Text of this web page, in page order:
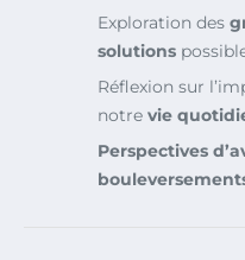
Exploration des
solutions
Réflexion sur
notre vie
Perspectives